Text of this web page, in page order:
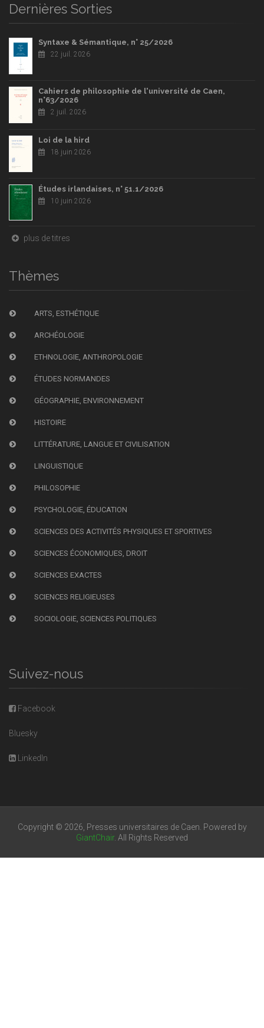
Dernières Sorties
Syntaxe & Sémantique, n° 25/2026
22 juil. 2026
Cahiers de philosophie de l'université de Caen,
n°63/2026
2 juil. 2026
Loi de la hird
18 juin 2026
Études irlandaises, n° 51.1/2026
10 juin 2026
plus de titres
Thèmes
ARTS, ESTHÉTIQUE
ARCHÉOLOGIE
ETHNOLOGIE, ANTHROPOLOGIE
ÉTUDES NORMANDES
GÉOGRAPHIE, ENVIRONNEMENT
HISTOIRE
LITTÉRATURE, LANGUE ET CIVILISATION
LINGUISTIQUE
PHILOSOPHIE
PSYCHOLOGIE, ÉDUCATION
SCIENCES DES ACTIVITÉS PHYSIQUES ET SPORTIVES
SCIENCES ÉCONOMIQUES, DROIT
SCIENCES EXACTES
SCIENCES RELIGIEUSES
SOCIOLOGIE, SCIENCES POLITIQUES
Suivez-nous
Facebook
Bluesky
LinkedIn
Copyright © 2026, Presses universitaires de Caen. Powered by
GiantChair. All Rights Reserved